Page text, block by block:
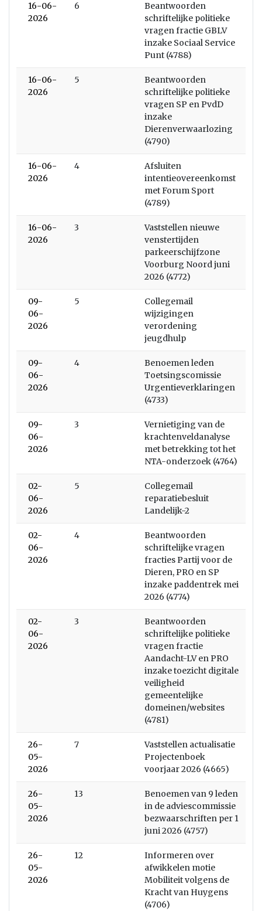
16-06-
2026
6
Beantwoorden
schriftelijke politieke
vragen fractie GBLV
inzake Sociaal Service
Punt (4788)
16-06-
2026
5
Beantwoorden
schriftelijke politieke
vragen SP en PvdD
inzake
Dierenverwaarlozing
(4790)
16-06-
2026
4
Afsluiten
intentieovereenkomst
met Forum Sport
(4789)
16-06-
2026
3
Vaststellen nieuwe
venstertijden
parkeerschijfzone
Voorburg Noord juni
2026 (4772)
09-
06-
2026
5
Collegemail
wijzigingen
verordening
jeugdhulp
09-
06-
2026
4
Benoemen leden
Toetsingscomissie
Urgentieverklaringen
(4733)
09-
06-
2026
3
Vernietiging van de
krachtenveldanalyse
met betrekking tot het
NTA-onderzoek (4764)
02-
06-
2026
5
Collegemail
reparatiebesluit
Landelijk-2
02-
06-
2026
4
Beantwoorden
schriftelijke vragen
fracties Partij voor de
Dieren, PRO en SP
inzake paddentrek mei
2026 (4774)
02-
06-
2026
3
Beantwoorden
schriftelijke politieke
vragen fractie
Aandacht-LV en PRO
inzake toezicht digitale
veiligheid
gemeentelijke
domeinen/websites
(4781)
26-
05-
2026
7
Vaststellen actualisatie
Projectenboek
voorjaar 2026 (4665)
26-
05-
2026
13
Benoemen van 9 leden
in de adviescommissie
bezwaarschriften per 1
juni 2026 (4757)
26-
05-
2026
12
Informeren over
afwikkelen motie
Mobiliteit volgens de
Kracht van Huygens
(4706)